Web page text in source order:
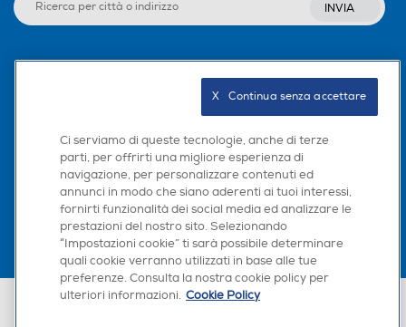
INVIA
Scarica la nostra app
Euronics Italia SpA. Sede legale Via Montefeltro, 6/a 20156 Milano
Ci serviamo di queste tecnologie, anche di terze
parti, per offrirti una migliore esperienza di
navigazione, per personalizzare contenuti ed
annunci in modo che siano aderenti ai tuoi interessi,
fornirti funzionalità dei social media ed analizzare le
prestazioni del nostro sito. Selezionando
“Impostazioni cookie” ti sarà possibile determinare
quali cookie verranno utilizzati in base alle tue
preferenze. Consulta la nostra cookie policy per
ulteriori informazioni. Cookie Policy
X   Continua senza accettare